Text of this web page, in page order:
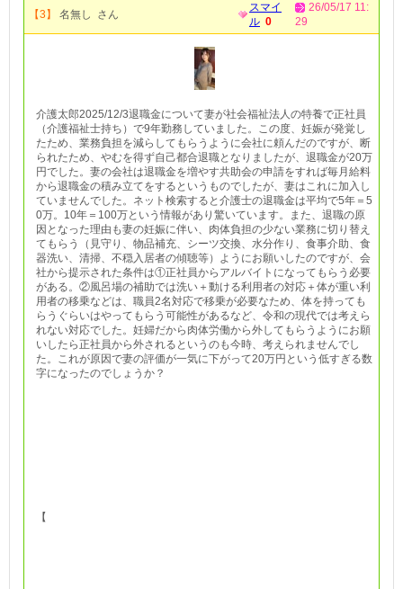
【3】 名無し さん
スマイ
ル 0
26/05/17 11:
29
介護太郎2025/12/3退職金について妻が社会福祉法人の特養で正社員
（介護福祉士持ち）で9年勤務していました。この度、妊娠が発覚し
たため、業務負担を減らしてもらうように会社に頼んだのですが、断
られたため、やむを得ず自己都合退職となりましたが、退職金が20万
円でした。妻の会社は退職金を増やす共助会の申請をすれば毎月給料
から退職金の積み立てをするというものでしたが、妻はこれに加入し
ていませんでした。ネット検索すると介護士の退職金は平均で5年＝5
0万。10年＝100万という情報があり驚いています。また、退職の原
因となった理由も妻の妊娠に伴い、肉体負担の少ない業務に切り替え
てもらう（見守り、物品補充、シーツ交換、水分作り、食事介助、食
器洗い、清掃、不穏入居者の傾聴等）ようにお願いしたのですが、会
社から提示された条件は①正社員からアルバイトになってもらう必要
がある。②風呂場の補助では洗い＋動ける利用者の対応＋体が重い利
用者の移乗などは、職員2名対応で移乗が必要なため、体を持っても
らうぐらいはやってもらう可能性があるなど、令和の現代では考えら
れない対応でした。妊婦だから肉体労働から外してもらうようにお願
いしたら正社員から外されるというのも今時、考えられませんでし
た。これが原因で妻の評価が一気に下がって20万円という低すぎる数
字になったのでしょうか？
【